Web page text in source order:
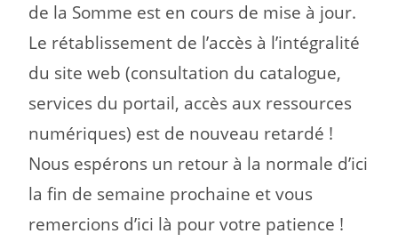
de la Somme est en cours de mise à jour.
Le rétablissement de l’accès à l’intégralité
du site web (consultation du catalogue,
services du portail, accès aux ressources
numériques) est de nouveau retardé !
Nous espérons un retour à la normale d’ici
la fin de semaine prochaine et vous
remercions d’ici là pour votre patience !